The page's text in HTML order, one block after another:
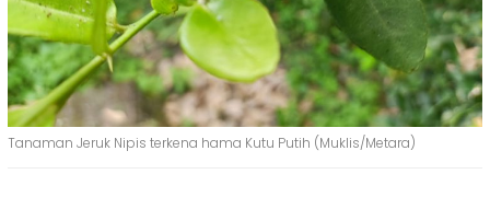
Tanaman Jeruk Nipis terkena hama Kutu Putih (Muklis/Metara)